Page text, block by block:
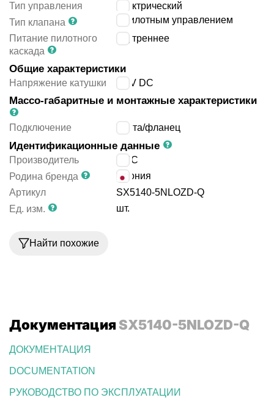
Тип управления
электрический
Тип клапана
с пилотным управлением
Питание пилотного
каскада
внутреннее
Общие характеристики
Напряжение катушки 24 V DC
Массо-габаритные и монтажные характеристики
Подключение плита/фланец
Идентификационные данные
Производитель
SMC
Родина бренда
Япония
Артикул
SX5140-5NLOZD-Q
Ед. изм.
шт.
Найти похожие
Документация SX5140-5NLOZD-Q
ДОКУМЕНТАЦИЯ
DOCUMENTATION
РУКОВОДСТВО ПО ЭКСПЛУАТАЦИИ